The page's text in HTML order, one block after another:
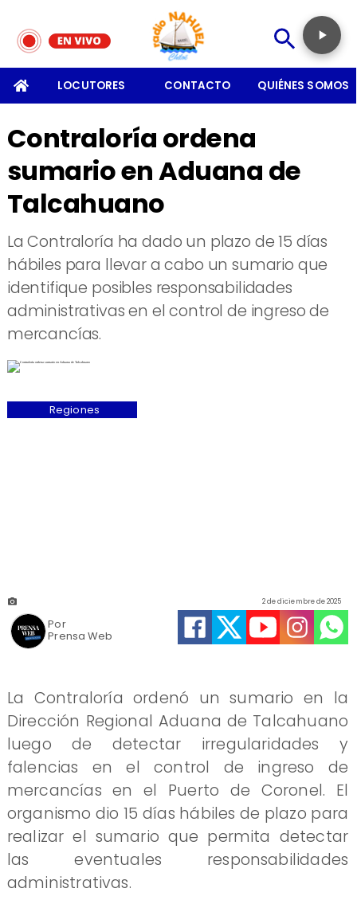
LOCUTORES CONTACTO QUIÉNES SOMOS
Contraloría ordena
sumario en Aduana de
Talcahuano
La Contraloría ha dado un plazo de 15 días
hábiles para llevar a cabo un sumario que
identifique posibles responsabilidades
administrativas en el control de ingreso de
mercancías.
Prensa Web
2 de diciembre de 2025
Regiones
Por
La Contraloría ordenó un sumario en la
Dirección Regional Aduana de Talcahuano
luego de detectar irregularidades y
falencias en el control de ingreso de
mercancías en el Puerto de Coronel. El
organismo dio 15 días hábiles de plazo para
realizar el sumario que permita detectar
las eventuales responsabilidades
administrativas.